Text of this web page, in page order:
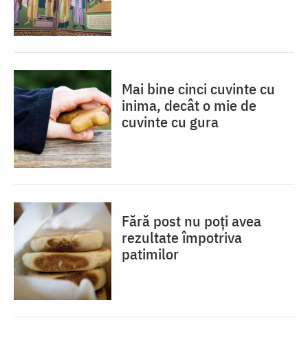
Mai bine cinci cuvinte cu
inima, decât o mie de
cuvinte cu gura
Fără post nu poți avea
rezultate împotriva
patimilor